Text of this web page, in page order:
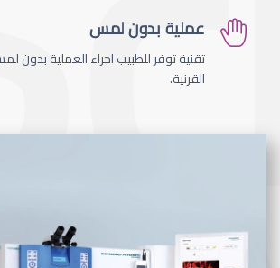
عملية بدون لمس
تقنية توفر للطبيب اجراء العملية بدون
القرنية.